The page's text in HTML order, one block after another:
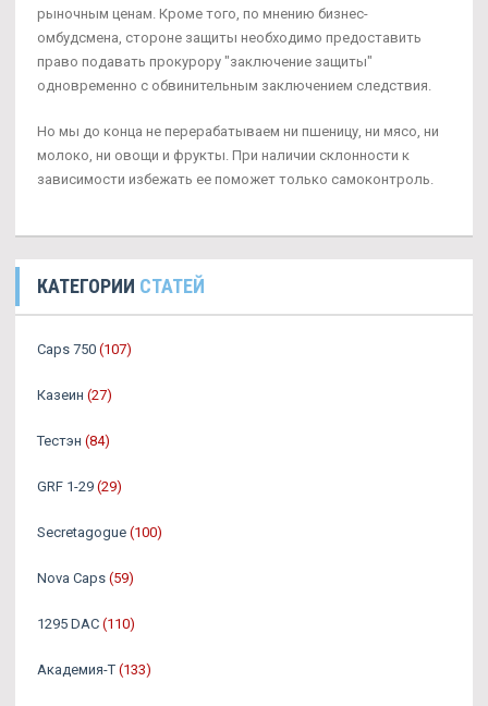
рыночным ценам. Кроме того, по мнению бизнес-
омбудсмена, стороне защиты необходимо предоставить
право подавать прокурору "заключение защиты"
одновременно с обвинительным заключением следствия.
Но мы до конца не перерабатываем ни пшеницу, ни мясо, ни
молоко, ни овощи и фрукты. При наличии склонности к
зависимости избежать ее поможет только самоконтроль.
КАТЕГОРИИ СТАТЕЙ
Caps 750 (107)
Казеин (27)
Тестэн (84)
GRF 1-29 (29)
Secretagogue (100)
Nova Caps (59)
1295 DAC (110)
Академия-Т (133)